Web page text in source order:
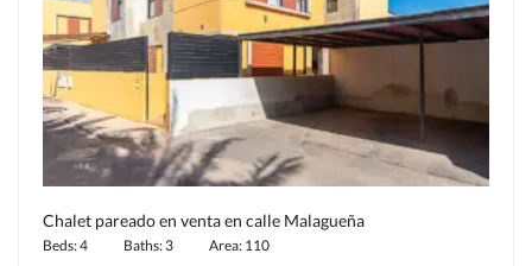
Chalet pareado en venta en calle Malagueña
Beds: 4 Baths: 3 Area: 110